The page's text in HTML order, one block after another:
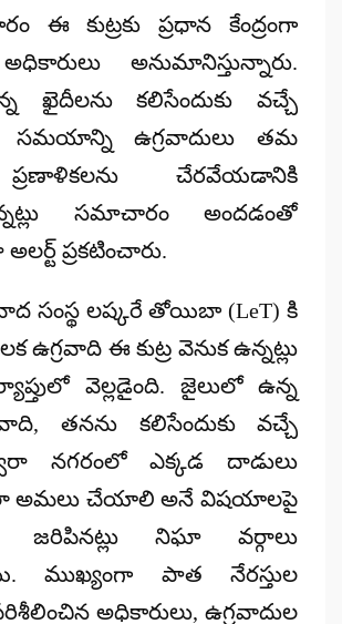
ఈ కుట్రకు ప్రధాన కేంద్రంగా
అనుమానిస్తున్నారు.
ఖైదీలను కలిసేందుకు వచ్చే
సమయాన్ని ఉగ్రవాదులు తమ
చేరవేయడానికి
సమాచారం అందడంతో
ప్రకటించారు.
సంస్థ లష్కరే తోయిబా (LeT) కి
ఉగ్రవాది ఈ కుట్ర వెనుక ఉన్నట్లు
వెల్లడైంది. జైలులో ఉన్న
తనను కలిసేందుకు వచ్చే
నగరంలో ఎక్కడ దాడులు
అమలు చేయాలి అనే విషయాలపై
జరిపినట్లు నిఘా వర్గాలు
ముఖ్యంగా పాత నేరస్తుల
అధికారులు, ఉగ్రవాదుల